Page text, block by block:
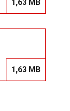
1,63 MB
1,63 MB